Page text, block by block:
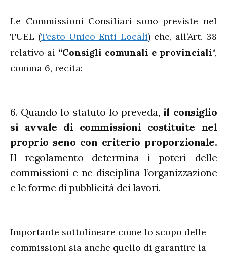
Le Commissioni Consiliari sono previste nel
TUEL (Testo Unico Enti Locali) che, all’Art. 38
relativo ai “Consigli comunali e provinciali“,
comma 6, recita:
6. Quando lo statuto lo preveda, il consiglio
si avvale di commissioni costituite nel
proprio seno con criterio proporzionale.
Il regolamento determina i poteri delle
commissioni e ne disciplina l’organizzazione
e le forme di pubblicità dei lavori.
Importante sottolineare come lo scopo delle
commissioni sia anche quello di garantire la